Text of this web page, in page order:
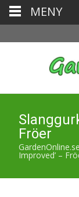
Fröer
GardenOnline.se
Improved’ –
MENY